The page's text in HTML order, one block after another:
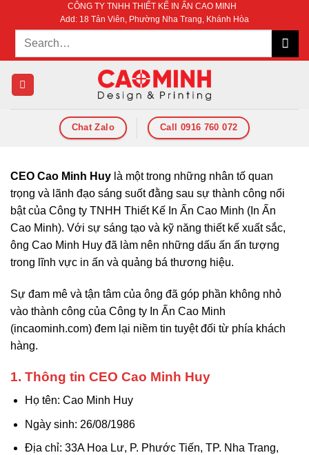
dung
CÔNG TY TNHH THIẾT KẾ IN ẤN CAO MINH
Add: 18 Tản Viên, Phường Nha Trang, Khánh Hòa
Chat Zalo Call 0916 760 072
CEO Cao Minh Huy là một trong những nhân tố quan
trọng và lãnh đạo sáng suốt đằng sau sự thành công nổi
bật của Công ty TNHH Thiết Kế In Ấn Cao Minh (In Ấn
Cao Minh). Với sự sáng tạo và kỹ năng thiết kế xuất sắc,
ông Cao Minh Huy đã làm nên những dấu ấn ấn tượng
trong lĩnh vực in ấn và quảng bá thương hiệu.
Sự đam mê và tận tâm của ông đã góp phần không nhỏ
vào thành công của Công ty In Ấn Cao Minh
(incaominh.com) đem lại niềm tin tuyệt đối từ phía khách
hàng.
1. Thông tin CEO Cao Minh Huy
Họ tên: Cao Minh Huy
Ngày sinh: 26/08/1986
Địa chỉ: 33A Hoa Lư, P. Phước Tiến, TP. Nha Trang,